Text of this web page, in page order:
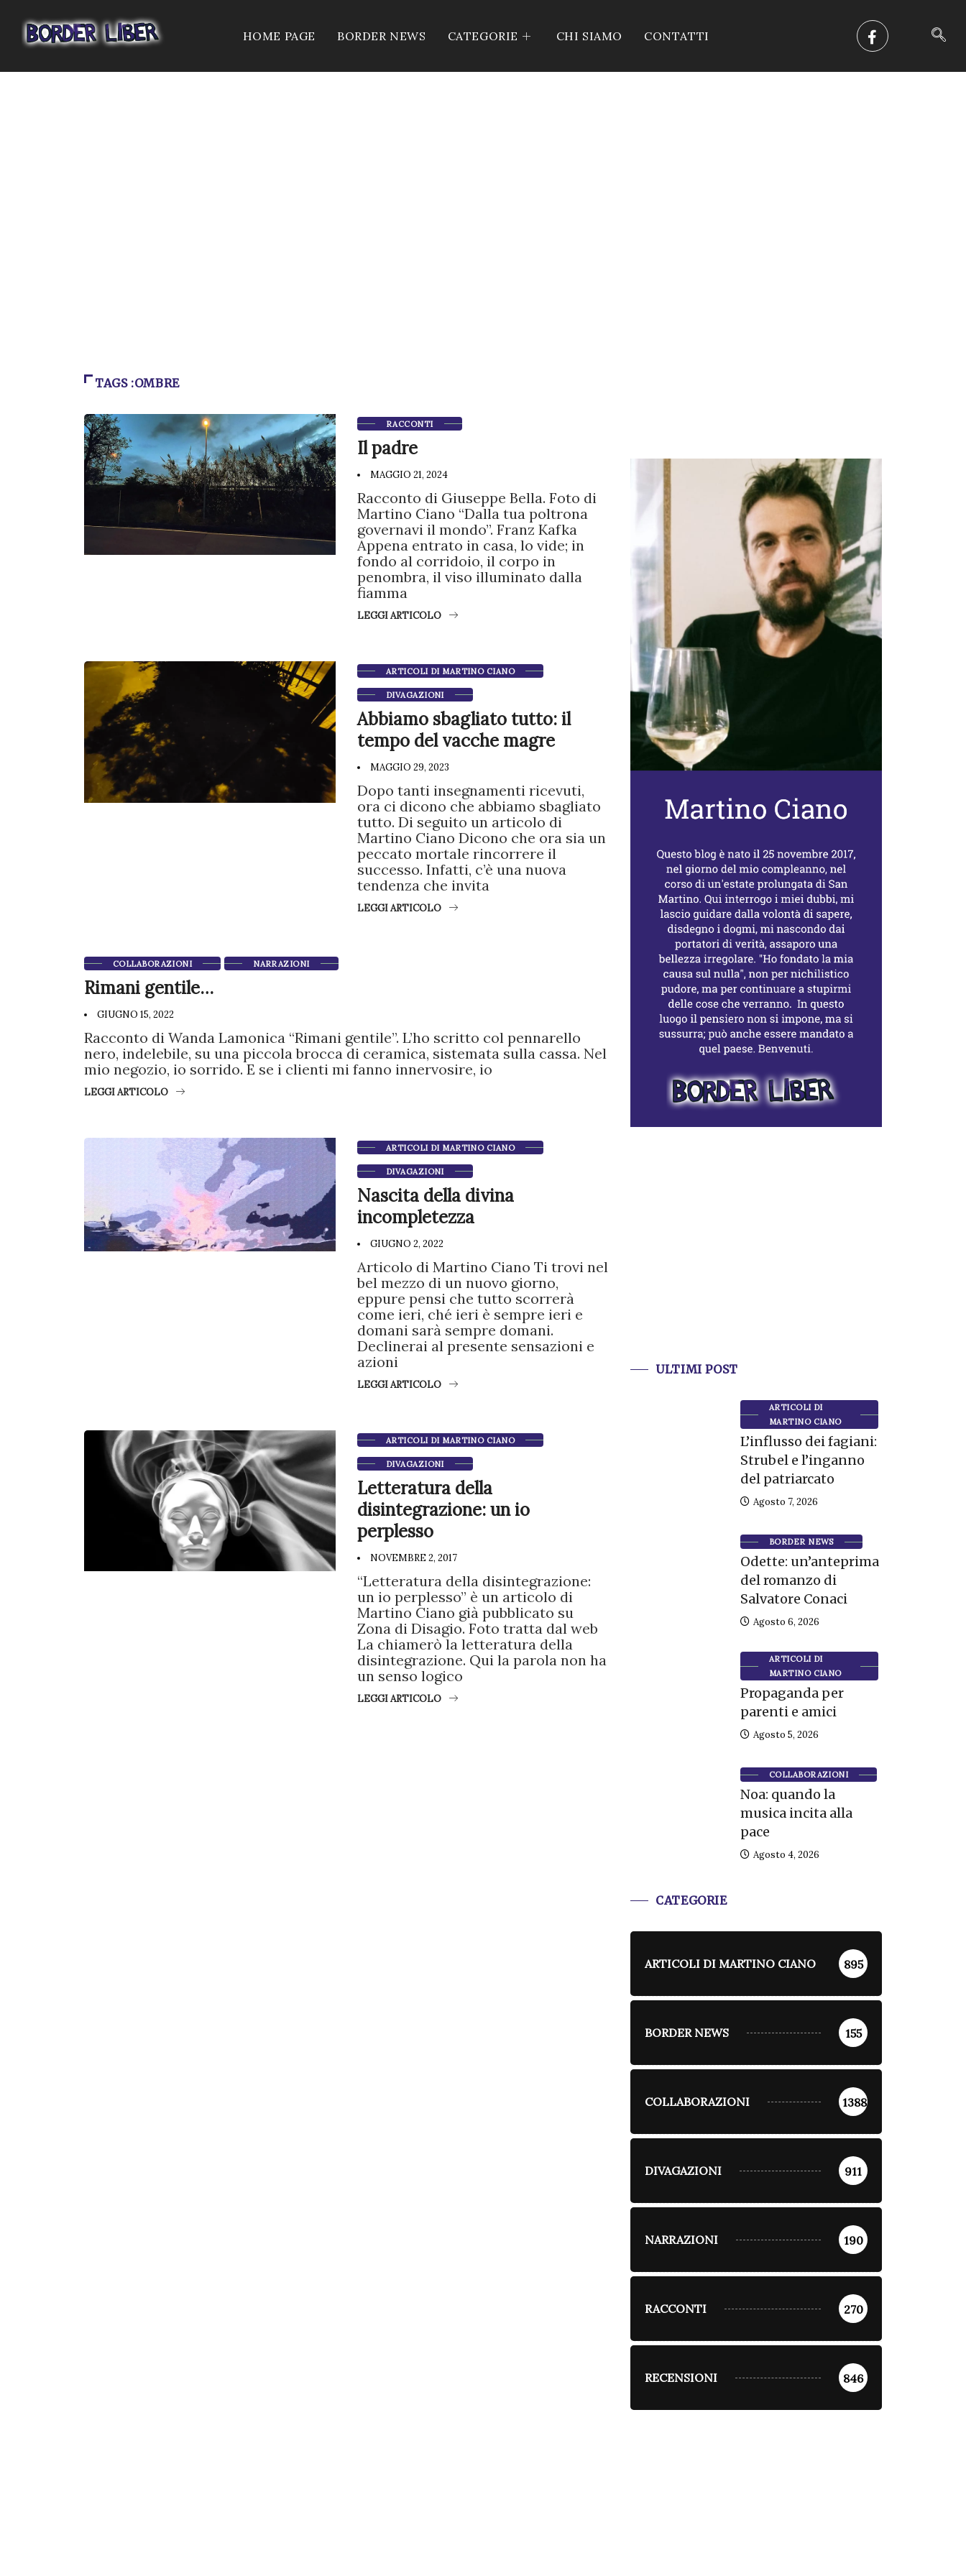
HOME PAGE BORDER NEWS CATEGORIE CHI SIAMO CONTATTI
TAGS :OMBRE
RACCONTI
Il padre
MAGGIO 21, 2024
Racconto di Giuseppe Bella. Foto di
Martino Ciano “Dalla tua poltrona
governavi il mondo”. Franz Kafka
Appena entrato in casa, lo vide; in
fondo al corridoio, il corpo in
penombra, il viso illuminato dalla
fiamma
LEGGI ARTICOLO
ARTICOLI DI MARTINO CIANO
DIVAGAZIONI
Abbiamo sbagliato tutto: il
tempo del vacche magre
MAGGIO 29, 2023
Dopo tanti insegnamenti ricevuti,
ora ci dicono che abbiamo sbagliato
tutto. Di seguito un articolo di
Martino Ciano Dicono che ora sia un
peccato mortale rincorrere il
successo. Infatti, c’è una nuova
tendenza che invita
LEGGI ARTICOLO
COLLABORAZIONI NARRAZIONI
Rimani gentile…
GIUGNO 15, 2022
Racconto di Wanda Lamonica “Rimani gentile”. L’ho scritto col pennarello
nero, indelebile, su una piccola brocca di ceramica, sistemata sulla cassa. Nel
mio negozio, io sorrido. E se i clienti mi fanno innervosire, io
LEGGI ARTICOLO
ARTICOLI DI MARTINO CIANO
DIVAGAZIONI
Nascita della divina
incompletezza
GIUGNO 2, 2022
Articolo di Martino Ciano Ti trovi nel
bel mezzo di un nuovo giorno,
eppure pensi che tutto scorrerà
come ieri, ché ieri è sempre ieri e
domani sarà sempre domani.
Declinerai al presente sensazioni e
azioni
LEGGI ARTICOLO
ARTICOLI DI MARTINO CIANO
DIVAGAZIONI
Letteratura della
disintegrazione: un io
perplesso
NOVEMBRE 2, 2017
“Letteratura della disintegrazione:
un io perplesso” è un articolo di
Martino Ciano già pubblicato su
Zona di Disagio. Foto tratta dal web
La chiamerò la letteratura della
disintegrazione. Qui la parola non ha
un senso logico
LEGGI ARTICOLO
ULTIMI POST
ARTICOLI DI
MARTINO CIANO
L’influsso dei fagiani:
Strubel e l’inganno
del patriarcato
Agosto 7, 2026
BORDER NEWS
Odette: un’anteprima
del romanzo di
Salvatore Conaci
Agosto 6, 2026
ARTICOLI DI
MARTINO CIANO
Propaganda per
parenti e amici
Agosto 5, 2026
COLLABORAZIONI
Noa: quando la
musica incita alla
pace
Agosto 4, 2026
CATEGORIE
ARTICOLI DI MARTINO CIANO 895
BORDER NEWS 155
COLLABORAZIONI 1388
DIVAGAZIONI 911
NARRAZIONI 190
RACCONTI 270
RECENSIONI 846